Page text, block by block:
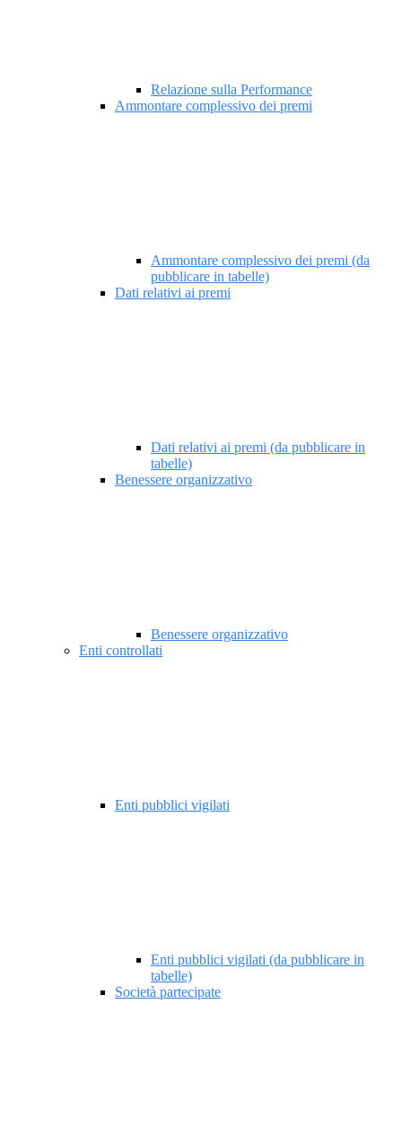
Relazione sulla Performance
Ammontare complessivo dei premi
Ammontare complessivo dei premi (da
pubblicare in tabelle)
Dati relativi ai premi
Dati relativi ai premi (da pubblicare in
tabelle)
Benessere organizzativo
Benessere organizzativo
Enti controllati
Enti pubblici vigilati
Enti pubblici vigilati (da pubblicare in
tabelle)
Società partecipate